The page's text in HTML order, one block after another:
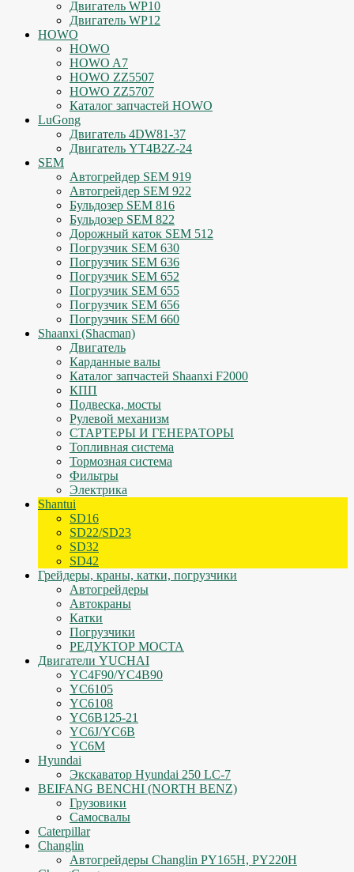
Двигатель WP10
Двигатель WP12
HOWO
HOWO
HOWO A7
HOWO ZZ5507
HOWO ZZ5707
Каталог запчастей HOWO
LuGong
Двигатель 4DW81-37
Двигатель YT4B2Z-24
SEM
Автогрейдер SEM 919
Автогрейдер SEM 922
Бульдозер SEM 816
Бульдозер SEM 822
Дорожный каток SEM 512
Погрузчик SEM 630
Погрузчик SEM 636
Погрузчик SEM 652
Погрузчик SEM 655
Погрузчик SEM 656
Погрузчик SEM 660
Shaanxi (Shacman)
Двигатель
Карданные валы
Каталог запчастей Shaanxi F2000
КПП
Подвеска, мосты
Рулевой механизм
СТАРТЕРЫ И ГЕНЕРАТОРЫ
Топливная система
Тормозная система
Фильтры
Электрика
Shantui
SD16
SD22/SD23
SD32
SD42
Грейдеры, краны, катки, погрузчики
Автогрейдеры
Автокраны
Катки
Погрузчики
РЕДУКТОР МОСТА
Двигатели YUCHAI
YC4F90/YC4B90
YC6105
YC6108
YC6B125-21
YC6J/YC6B
YC6M
Hyundai
Экскаватор Hyundai 250 LC-7
BEIFANG BENCHI (NORTH BENZ)
Грузовики
Самосвалы
Caterpillar
Changlin
Автогрейдеры Changlin PY165H, PY220H